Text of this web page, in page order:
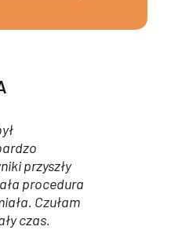
przyszły
procedura
Czułam
czas.